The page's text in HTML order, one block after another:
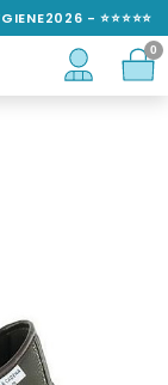
- ⭐⭐⭐⭐⭐
0